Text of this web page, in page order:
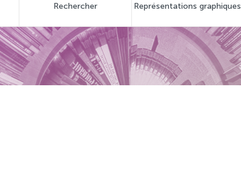
Rechercher Représentations graphiques